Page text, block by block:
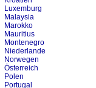
Luxemburg
Malaysia
Marokko
Mauritius
Montenegro
Niederlande
Norwegen
Österreich
Polen
Portugal